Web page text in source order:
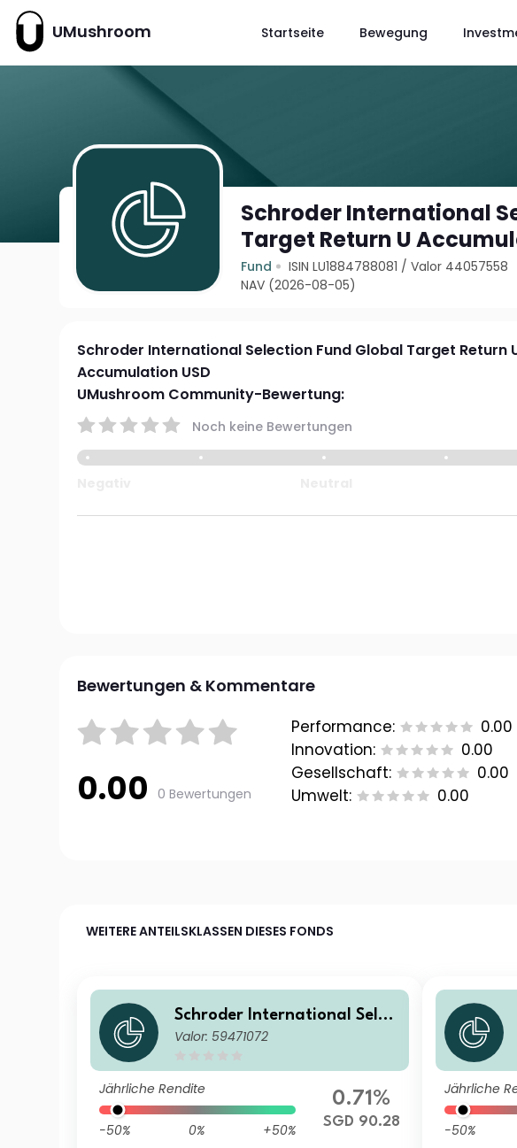
UMushroom Startseite Bewegung
Schroder International
Target Return U
Fund ISIN LU1884788081 /Valor 44057558
NAV (2026-08-05)
Schroder International Selection Fund Global Target Return
Accumulation USD
UMushroom Community-Bewertung:
Noch keine Bewertungen
Bewertungen & Kommentare
0.00 0 Bewertungen
Performance:
0.00
Innovation:
0.00
Gesellschaft:
0.00
Umwelt:
0.00
WEITERE ANTEILSKLASSEN DIESES FONDS
Schroder International Selec
tion Fund Global Target Ret
ged
Valor: 59471072
Jährliche Rendite
-50% 0%
+50%
0.71%
SGD 90.28
Jährliche
-50%